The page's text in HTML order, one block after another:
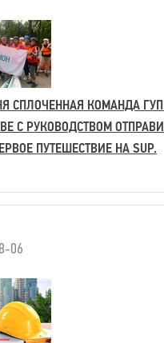
СПЛОЧЕННАЯ КОМАНДА
С РУКОВОДСТВОМ
ПУТЕШЕСТВИЕ НА SUP.
06